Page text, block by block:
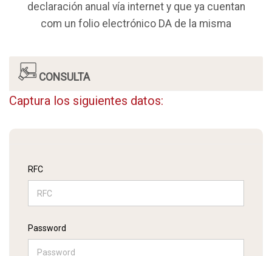
declaración anual vía internet y que ya cuentan
com un folio electrónico DA de la misma
CONSULTA
Captura los siguientes datos:
RFC
Password